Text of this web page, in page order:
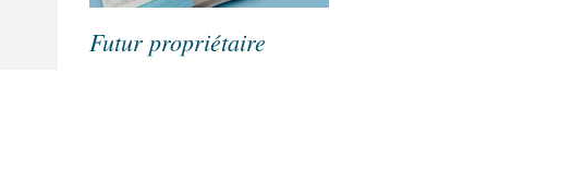
Futur propriétaire